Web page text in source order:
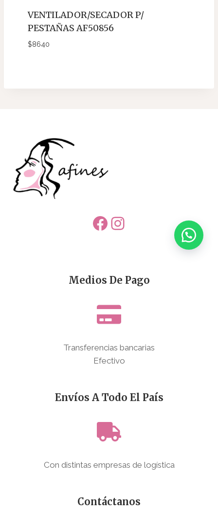
VENTILADOR/SECADOR P/
PESTAÑAS AF50856
$8640
Facebook
Instagram
Medios De Pago
Transferencias bancarias
Efectivo
Envíos A Todo El País
Con distintas empresas de logística
Contáctanos